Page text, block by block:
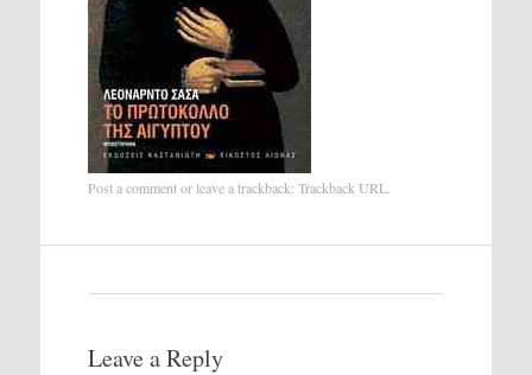
Post a commentor leave a trackback: Trackback URL.
Leave a Reply